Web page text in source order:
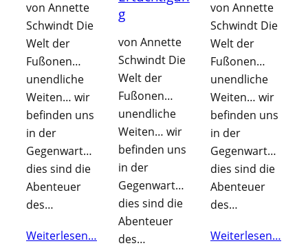
von Annette
Schwindt Die
Welt der
Fußonen…
unendliche
Weiten… wir
befinden uns
in der
Gegenwart…
dies sind die
Abenteuer
des…
Weiterlesen…
g
von Annette
Schwindt Die
Welt der
Fußonen…
unendliche
Weiten… wir
befinden uns
in der
Gegenwart…
dies sind die
Abenteuer
des…
von Annette
Schwindt Die
Welt der
Fußonen…
unendliche
Weiten… wir
befinden uns
in der
Gegenwart…
dies sind die
Abenteuer
des…
Weiterlesen…